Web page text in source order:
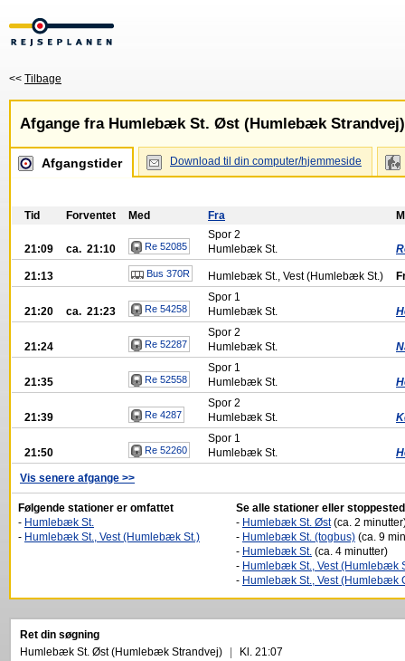
<< Tilbage
Afgange fra Humlebæk St. Øst (Humlebæk Strandvej)
Afgangstider Download til din computer/hjemmeside
Tid Forventet Med Fra
21:09 ca. 21:10 Re 52085
Spor 2
Humlebæk St.
21:13 Bus 370R Humlebæk St., Vest (Humlebæk St.)
21:20 ca. 21:23 Re 54258
Spor 1
Humlebæk St.
21:24 Re 52287
Spor 2
Humlebæk St.
21:35 Re 52558
Spor 1
Humlebæk St.
21:39 Re 4287
Spor 2
Humlebæk St.
21:50 Re 52260
Spor 1
Humlebæk St.
Vis senere afgange >>
Følgende stationer er omfattet
- Humlebæk St.
- Humlebæk St., Vest (Humlebæk St.)
Se alle stationer eller
- Humlebæk St. Øst(ca. 2
- Humlebæk St. (togbus) (ca. 9
- Humlebæk St. (ca. 4 minutter)
- Humlebæk St., Vest (Humlebæk
- Humlebæk St., Vest (Humlebæk
Ret din søgning
Humlebæk St. Øst (Humlebæk Strandvej)
Kl. 21:07